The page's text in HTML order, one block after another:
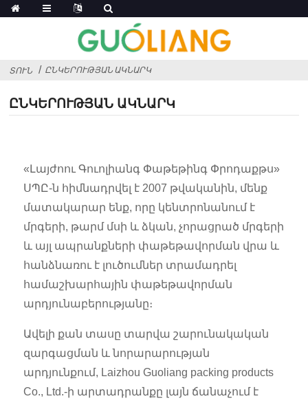
ՏՈՒՆ ԸՆԿԵՐՈՒԹՅԱՆ ԱԿՆԱՐԿ
ԸՆԿԵՐՈՒԹՅԱՆ ԱԿՆԱՐԿ
«Լայժոու Գուոլիանգ Փաթեթինգ Փրոդաքթս»
ՍՊԸ-ն հիմնադրվել է 2007 թվականին, մենք
մատակարար ենք, որը կենտրոնանում է
մրգերի, թարմ մսի և ձկան, չորացրած մրգերի
և այլ ապրանքների փաթեթավորման վրա և
հանձնառու է լուծումներ տրամադրել
համաշխարհային փաթեթավորման
արդյունաբերությանը։
Ավելի քան տասը տարվա շարունակական
զարգացման և նորարարության
արդյունքում, Laizhou Guoliang packing products
Co., Ltd.-ի արտադրանքը լայն ճանաչում է